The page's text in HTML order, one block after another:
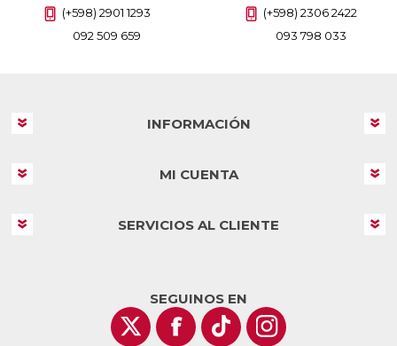
(+598) 2901 1293
092 509 659
(+598) 2306 2422
093 798 033
INFORMACIÓN
MI CUENTA
SERVICIOS AL CLIENTE
SEGUINOS EN